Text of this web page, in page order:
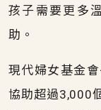
孩子需要更多
助。
現代婦女基金
協助超過3,000